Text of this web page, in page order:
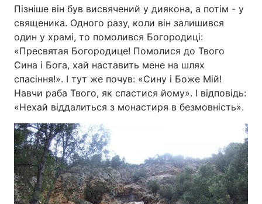
Архів Вакансії
Контакти
Послуги
Тема оформлення
Пізніше він був висвячений у диякона, а потім - у
священика. Одного разу, коли він залишився
один у храмі, то помолився Богородиці:
«Пресвятая Богородице! Помолися до Твого
Сина і Бога, хай наставить мене на шлях
спасіння!». І тут же почув: «Сину і Боже Мій!
Навчи раба Твого, як спастися йому». І відповідь:
«Нехай віддалиться з монастиря в безмовність».